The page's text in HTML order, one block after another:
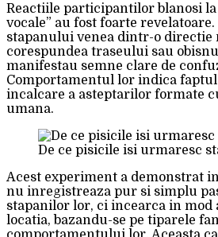
Reactiile participantilor blanosi la
vocale” au fost foarte revelatoare.
stapanului venea dintr-o directie
corespundea traseului sau
manifestau semne clare de
Comportamentul lor indica faptul
incalcare a asteptarilor formate
umana.
De ce pisicile isi urmaresc
Acest experiment a demonstrat
nu inregistreaza pur si simplu
stapanilor lor, ci incearca in mod
locatia, bazandu-se pe tiparele